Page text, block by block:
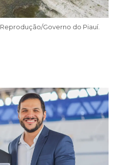
Governo do Piauí.